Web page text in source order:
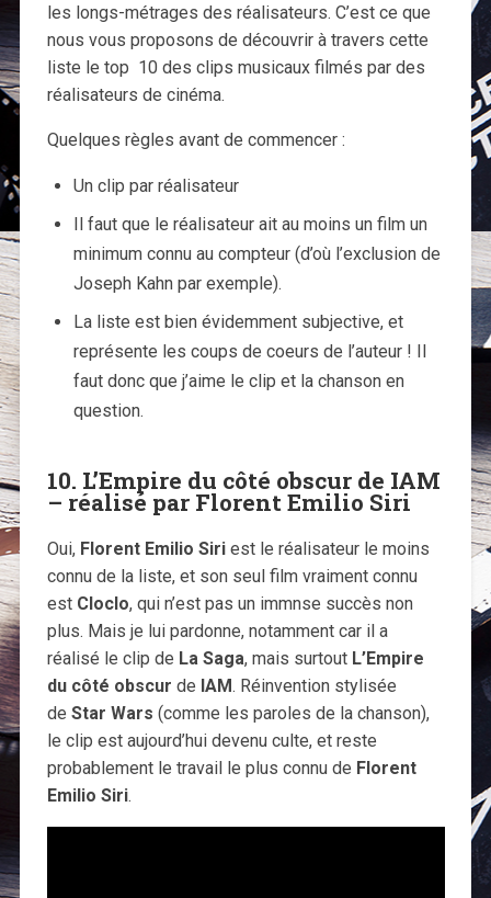
les longs-métrages des réalisateurs. C’est ce que
nous vous proposons de découvrir à travers cette
liste le top 10 des clips musicaux filmés par des
réalisateurs de cinéma.
Quelques règles avant de commencer :
Un clip par réalisateur
Il faut que le réalisateur ait au moins un film un
minimum connu au compteur (d’où l’exclusion de
Joseph Kahn par exemple).
La liste est bien évidemment subjective, et
représente les coups de coeurs de l’auteur ! Il
faut donc que j’aime le clip et la chanson en
question.
10. L’Empire du côté obscur de IAM
– réalisé par Florent Emilio Siri
Oui, Florent Emilio Siriest le réalisateur le moins
connu de la liste, et son seul film vraiment connu
est Cloclo, qui n’est pas un immnse succès non
plus. Mais je lui pardonne, notamment car il a
réalisé le clip de La Saga, mais surtout L’Empire
du côté obscur de IAM. Réinvention stylisée
de Star Wars (comme les paroles de la chanson),
le clip est aujourd’hui devenu culte, et reste
probablement le travail le plus connu de Florent
Emilio Siri.